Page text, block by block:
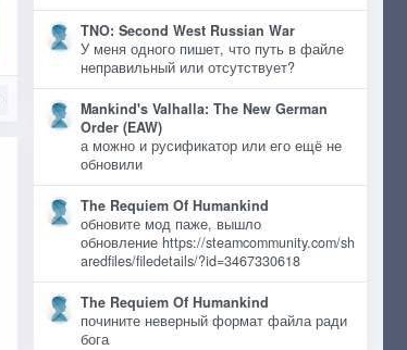
TNO: Second West Russian War
У меня одного пишет, что путь в файле
неправильный или отсутствует?
Mankind's Valhalla: The New German
Order (EAW)
а можно и русификатор или его ещё не
обновили
The Requiem Of Humankind
обновите мод паже, вышло
обновление https://steamcommunity.com/sh
aredfiles/filedetails/?id=3467330618
The Requiem Of Humankind
почините неверный формат файла ради
бога